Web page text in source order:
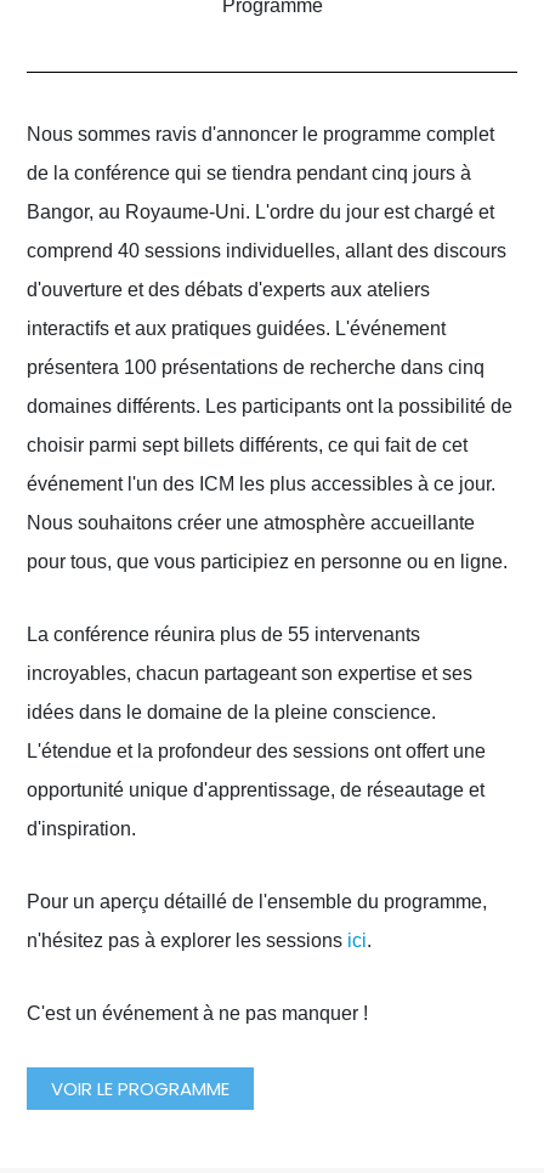
Programme
Nous sommes ravis d'annoncer le programme complet
de la conférence qui se tiendra pendant cinq jours à
Bangor, au Royaume-Uni. L'ordre du jour est chargé et
comprend 40 sessions individuelles, allant des discours
d'ouverture et des débats d'experts aux ateliers
interactifs et aux pratiques guidées. L'événement
présentera 100 présentations de recherche dans cinq
domaines différents. Les participants ont la possibilité de
choisir parmi sept billets différents, ce qui fait de cet
événement l'un des ICM les plus accessibles à ce jour.
Nous souhaitons créer une atmosphère accueillante
pour tous, que vous participiez en personne ou en ligne.
La conférence réunira plus de 55 intervenants
incroyables, chacun partageant son expertise et ses
idées dans le domaine de la pleine conscience.
L'étendue et la profondeur des sessions ont offert une
opportunité unique d'apprentissage, de réseautage et
d'inspiration.
Pour un aperçu détaillé de l'ensemble du programme,
n'hésitez pas à explorer les sessions ici.
C'est un événement à ne pas manquer !
VOIR LE PROGRAMME